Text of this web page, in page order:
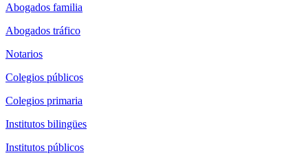
Abogados familia
Abogados tráfico
Notarios
Colegios públicos
Colegios primaria
Institutos bilingües
Institutos públicos